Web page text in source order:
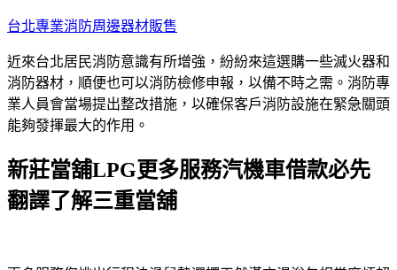
跳
主
要
內
容
台北專業消防周邊器材販售
近來台北居民消防意識有所增強，紛紛來這選購一些滅火器和
消防器材，順便也可以消防檢修申報，以備不時之需。消防專
業人員會當場提出整改措施，以確保客戶消防設施在緊急關頭
能夠發揮最大的作用。
新莊當舖LPG更多服務汽機車借款必先
翻譯了解三重當舖